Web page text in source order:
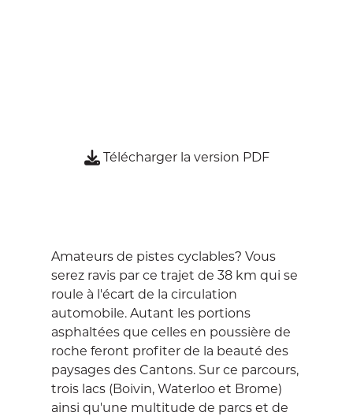
Télécharger la version PDF
Amateurs de pistes cyclables? Vous
serez ravis par ce trajet de 38 km qui se
roule à l'écart de la circulation
automobile. Autant les portions
asphaltées que celles en poussière de
roche feront profiter de la beauté des
paysages des Cantons. Sur ce parcours,
trois lacs (Boivin, Waterloo et Brome)
ainsi qu'une multitude de parcs et de